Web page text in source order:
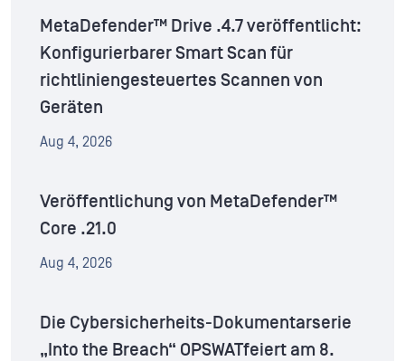
MetaDefender™ Drive .4.7 veröffentlicht:
Konfigurierbarer Smart Scan für
richtliniengesteuertes Scannen von
Geräten
Aug 4, 2026
Veröffentlichung von MetaDefender™
Core .21.0
Aug 4, 2026
Die Cybersicherheits-Dokumentarserie
„Into the Breach“ OPSWATfeiert am 8.